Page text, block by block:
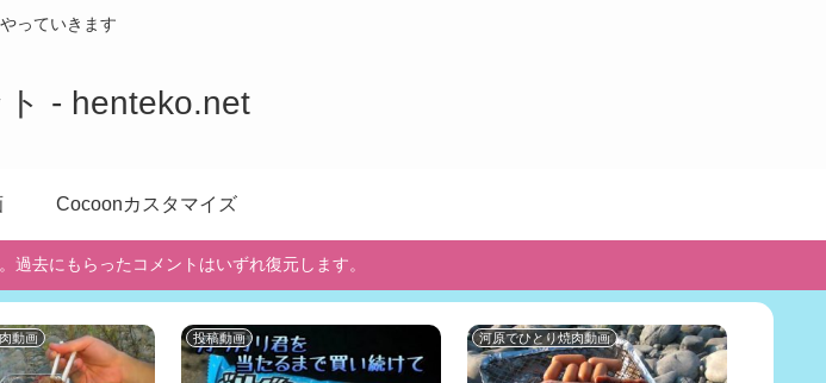
っていきます
- henteko.net
Cocoonカスタマイズ
去にもらったコメントはいずれ復元します。
動画 投稿動画 河原でひとり焼肉動画